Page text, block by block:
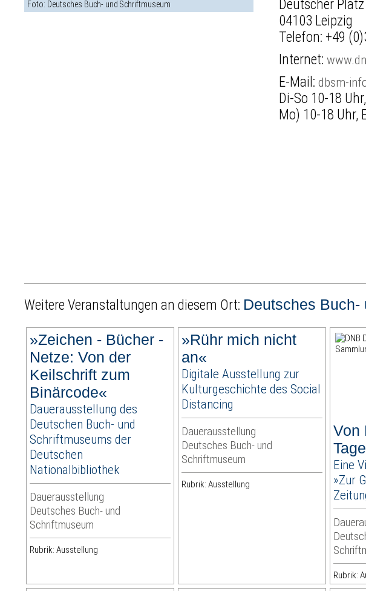
Foto: Deutsches Buch- und Schriftmuseum
Deutscher Platz
04103 Leipzig
Telefon: +49
Internet:
E-Mail:dbsm-
Di-So 10-18
Mo) 10-18 Uhr,
Weitere Veranstaltungen an diesem Ort: Deutsches Buch-
»Zeichen - Bücher -
Netze: Von der
Keilschrift zum
Binärcode«
Dauerausstellung des
Deutschen Buch- und
Schriftmuseums der
Deutschen
Nationalbibliothek
Dauerausstellung
Deutsches Buch- und
Schriftmuseum
Rubrik: Ausstellung
»Rühr mich nicht
an«
Digitale Ausstellung zur
Kulturgeschichte des Social
Distancing
Dauerausstellung
Deutsches Buch- und
Schriftmuseum
Rubrik: Ausstellung
Von
Eine
»Zur
Rubrik: